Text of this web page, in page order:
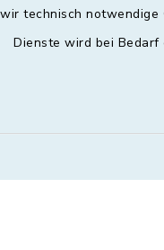
technisch
Dienste wird bei